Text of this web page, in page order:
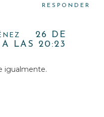
RESPONDER
26 DE
LAS 20:23
igualmente.